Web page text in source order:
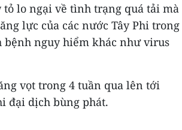
tỏ lo ngại về tình trạng quá tải mà
lực của các nước Tây Phi trong
bệnh nguy hiểm khác như virus
vọt trong 4 tuần qua lên tới
đại dịch bùng phát.